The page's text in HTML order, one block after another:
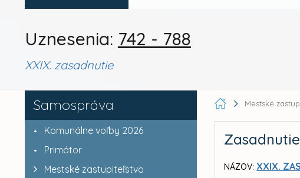
Uznesenia: 742 - 788
XXIX. zasadnutie
Samospráva
Komunálne voľby 2026
Primátor
Mestské zastupiteľstvo
Mestské
Zasadnutie
NÁZOV: XXIX.